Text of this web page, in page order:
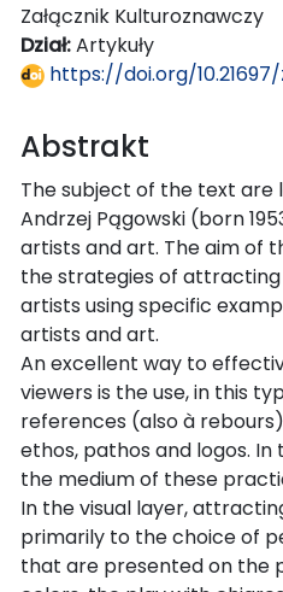
Załącznik Kulturoznawczy
Dział:Artykuły
https://doi.org/10.21697/
Abstrakt
The subject of the text are
Andrzej Pągowski (born
artists and art. The aim of
the strategies of
artists using specific
artists and art.
An excellent way to
viewers is the use, in this
references (also à
ethos, pathos and logos.
the medium of these
In the visual layer,
primarily to the choice of
that are presented on the